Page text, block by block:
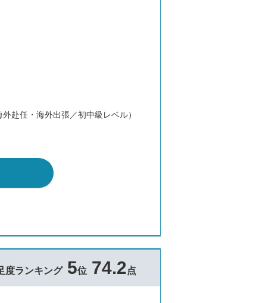
外赴任・海外出張／初中級レベル）
度ランキング5位 74.2点